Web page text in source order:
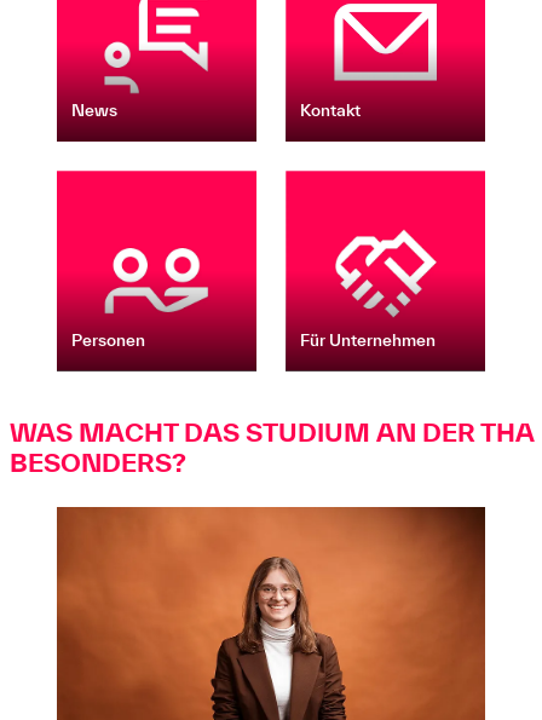
News Kontakt
Personen Für Unternehmen
WAS MACHT DAS STUDIUM AN DER THA
BESONDERS?